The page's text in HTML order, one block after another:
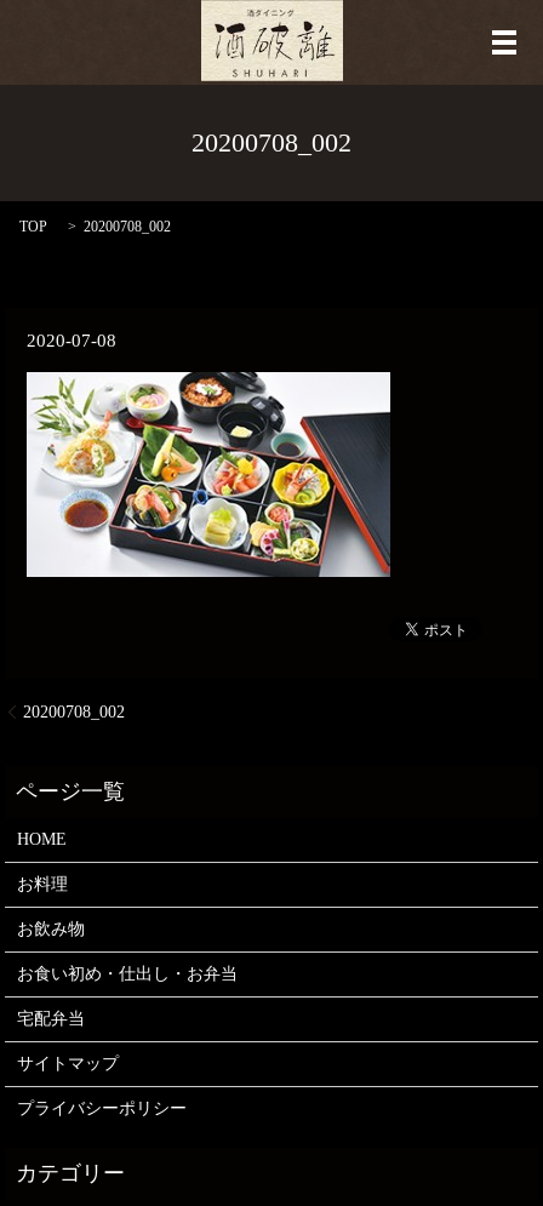
メ
20200708_002
TOP 20200708_002
2020-07-08
20200708_002
HOME
お料理
お飲み物
お食い初め・仕出し・お弁当
宅配弁当
サイトマップ
プライバシーポリシー